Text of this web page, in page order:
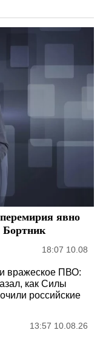
явно
Бортник
18:07 10.08
вражеское ПВО:
как Силы
российские
13:57 10.08.26